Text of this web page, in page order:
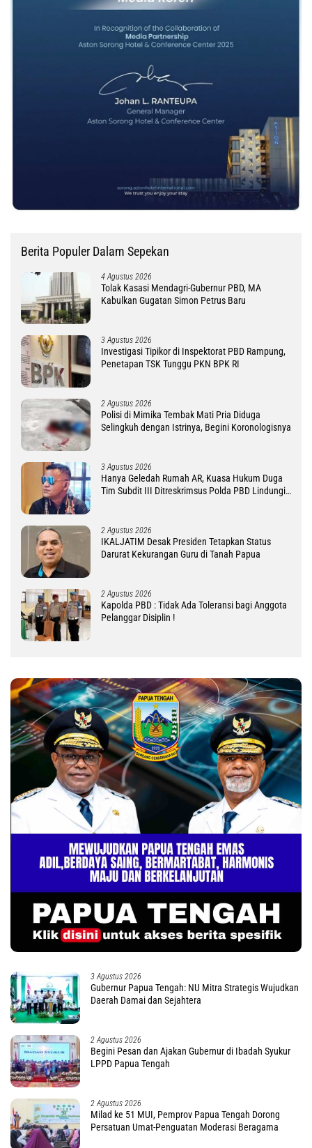
Berita Populer Dalam Sepekan
4 Agustus 2026
Tolak Kasasi Mendagri-Gubernur PBD, MA
Kabulkan Gugatan Simon Petrus Baru
3 Agustus 2026
Investigasi Tipikor di Inspektorat PBD Rampung,
Penetapan TSK Tunggu PKN BPK RI
2 Agustus 2026
Polisi di Mimika Tembak Mati Pria Diduga
Selingkuh dengan Istrinya, Begini Koronologisnya
3 Agustus 2026
Hanya Geledah Rumah AR, Kuasa Hukum Duga
Tim Subdit III Ditreskrimsus Polda PBD Lindungi
2 Agustus 2026
IKALJATIM Desak Presiden Tetapkan Status
Darurat Kekurangan Guru di Tanah Papua
2 Agustus 2026
Kapolda PBD : Tidak Ada Toleransi bagi Anggota
Pelanggar Disiplin !
3 Agustus 2026
Gubernur Papua Tengah: NU Mitra Strategis Wujudkan
Daerah Damai dan Sejahtera
2 Agustus 2026
Begini Pesan dan Ajakan Gubernur di Ibadah Syukur
LPPD Papua Tengah
2 Agustus 2026
Milad ke 51 MUI, Pemprov Papua Tengah Dorong
Persatuan Umat-Penguatan Moderasi Beragama